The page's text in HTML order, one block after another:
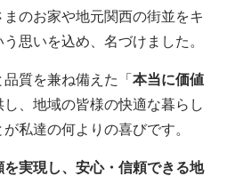
のお家や地元関西の街並をキ
思いを込め、名づけました。
質を兼ね備えた「本当に価値
し、地域の皆様の快適な暮らし
私達の何よりの喜びです。
を実現し、安心・信頼できる地